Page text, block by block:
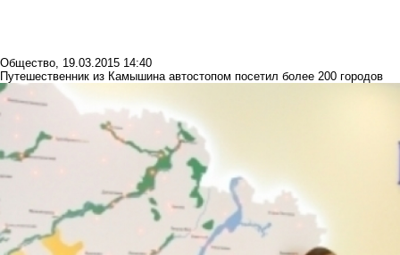
Общество, 19.03.2015 14:40
Путешественник из Камышина автостопом посетил более 200 городов